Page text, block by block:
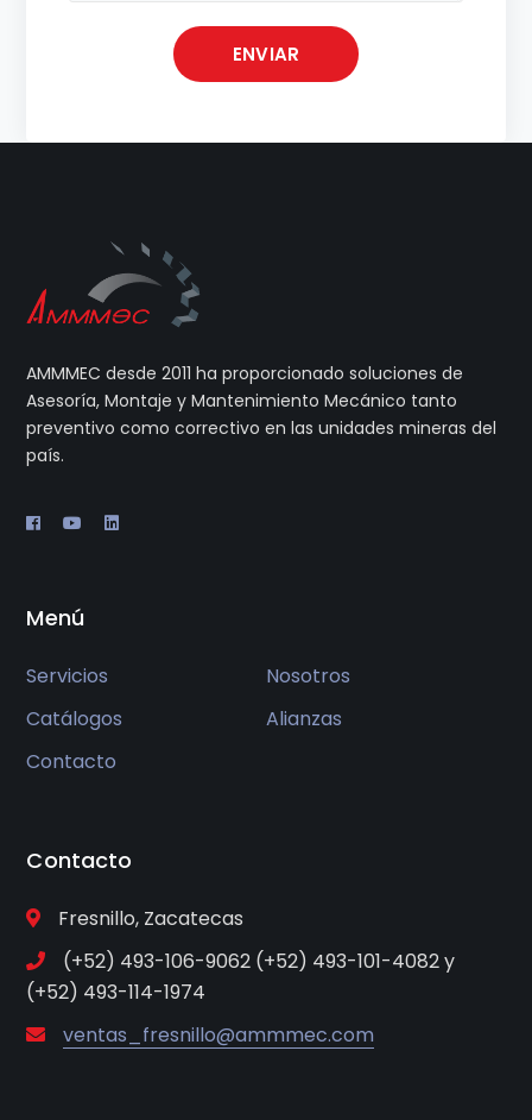
AMMMEC desde 2011 ha proporcionado soluciones de
Asesoría, Montaje y Mantenimiento Mecánico tanto
preventivo como correctivo en las unidades mineras del
país.
Menú
Servicios
Nosotros
Catálogos
Alianzas
Contacto
Contacto
Fresnillo, Zacatecas
(+52) 493-106-9062 (+52) 493-101-4082 y
(+52) 493-114-1974
ventas_fresnillo@ammmec.com